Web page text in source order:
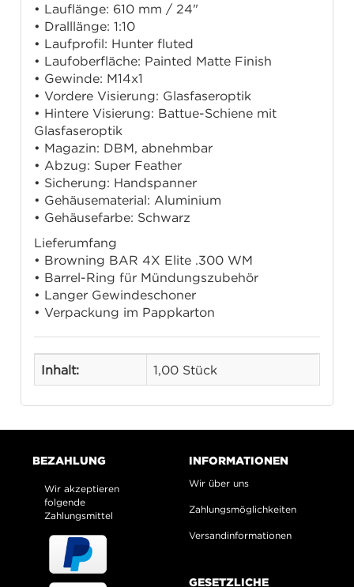
• Lauflänge: 610 mm / 24"
• Dralllänge: 1:10
• Laufprofil: Hunter fluted
• Laufoberfläche: Painted Matte Finish
• Gewinde: M14x1
• Vordere Visierung: Glasfaseroptik
• Hintere Visierung: Battue-Schiene mit
Glasfaseroptik
• Magazin: DBM, abnehmbar
• Abzug: Super Feather
• Sicherung: Handspanner
• Gehäusematerial: Aluminium
• Gehäusefarbe: Schwarz
Lieferumfang
• Browning BAR 4X Elite .300 WM
• Barrel-Ring für Mündungszubehör
• Langer Gewindeschoner
• Verpackung im Pappkarton
Inhalt: 1,00 Stück
BEZAHLUNG
Wir akzeptieren
folgende
Zahlungsmittel
INFORMATIONEN
Wir über uns
Zahlungsmöglichkeiten
Versandinformationen
GESETZLICHE